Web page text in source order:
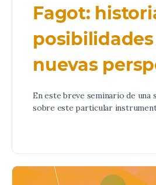
Fagot:
nuevas
En este breve seminario de una
sobre este particular